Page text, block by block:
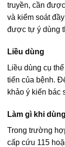
truyền, cần
và kiểm soát
được tự ý dùng
Liều dùng
Liều dùng cụ
tiến của bệnh.
khảo ý kiến bác
Làm gì khi
Trong trường
cấp cứu 115